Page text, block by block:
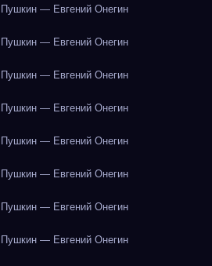
— Евгений Онегин
— Евгений Онегин
— Евгений Онегин
— Евгений Онегин
— Евгений Онегин
— Евгений Онегин
— Евгений Онегин
— Евгений Онегин